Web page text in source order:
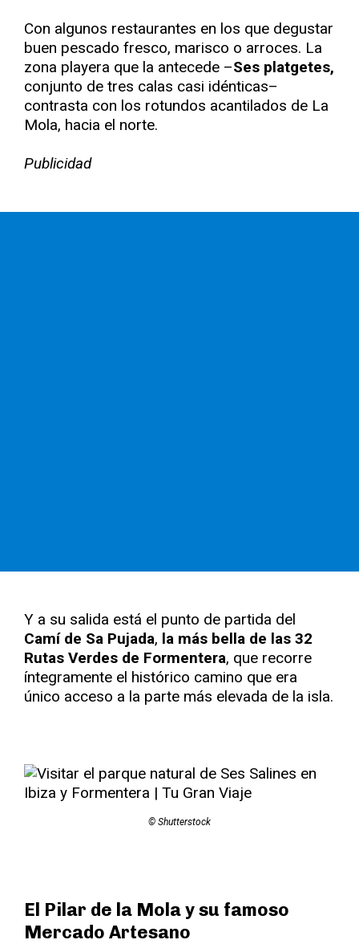
Con algunos restaurantes en los que degustar
buen pescado fresco, marisco o arroces. La
zona playera que la antecede –Ses platgetes,
conjunto de tres calas casi idénticas–
contrasta con los rotundos acantilados de La
Mola, hacia el norte.
Publicidad
Y a su salida está el punto de partida del
Camí de Sa Pujada, la más bella de las 32
Rutas Verdes de Formentera, que recorre
íntegramente el histórico camino que era
único acceso a la parte más elevada de la isla.
© Shutterstock
El Pilar de la Mola y su famoso
Mercado Artesano